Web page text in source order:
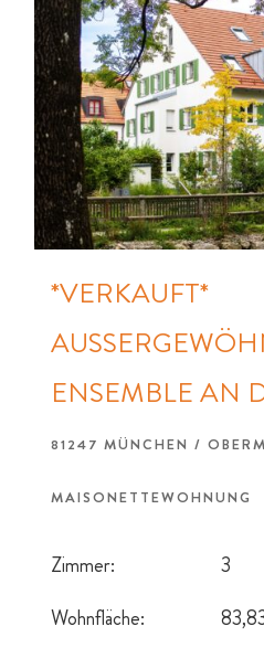
*VERKAUFT*
NSEMBLE AN
81247 MÜNCHEN /
MAISONETTEWOHNUNG
Zimmer:
3
Wohnfläche: